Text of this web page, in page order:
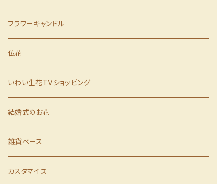
誕生日
歓送迎会
クリスマス
お歳暮
お見舞い
胡蝶蘭
フラワーキャンドル
仏花
いわい生花TVショッピング
結婚式のお花
雑貨ベース
カスタマイズ